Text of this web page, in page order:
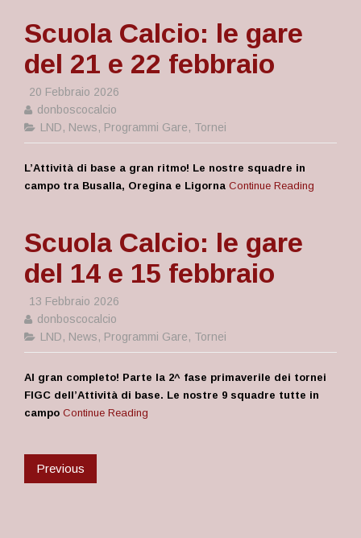
Scuola Calcio: le gare
del 21 e 22 febbraio
20 Febbraio 2026
donboscocalcio
LND, News, Programmi Gare, Tornei
L’Attività di base a gran ritmo! Le nostre squadre in
campo tra Busalla, Oregina e Ligorna Continue Reading
Scuola Calcio: le gare
del 14 e 15 febbraio
13 Febbraio 2026
donboscocalcio
LND, News, Programmi Gare, Tornei
Al gran completo! Parte la 2^ fase primaverile dei tornei
FIGC dell’Attività di base. Le nostre 9 squadre tutte in
campo Continue Reading
Previous